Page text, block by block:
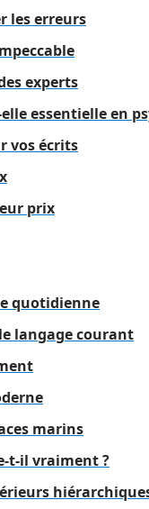
les erreurs
experts
essentielle en
vos écrits
prix
quotidienne
langage courant
marins
t-il vraiment ?